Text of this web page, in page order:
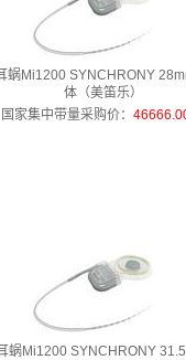
蜗Mi1200 SYNCHRONY
体（美笛乐）
国家集中带量采购价：
蜗Mi1200 SYNCHRONY